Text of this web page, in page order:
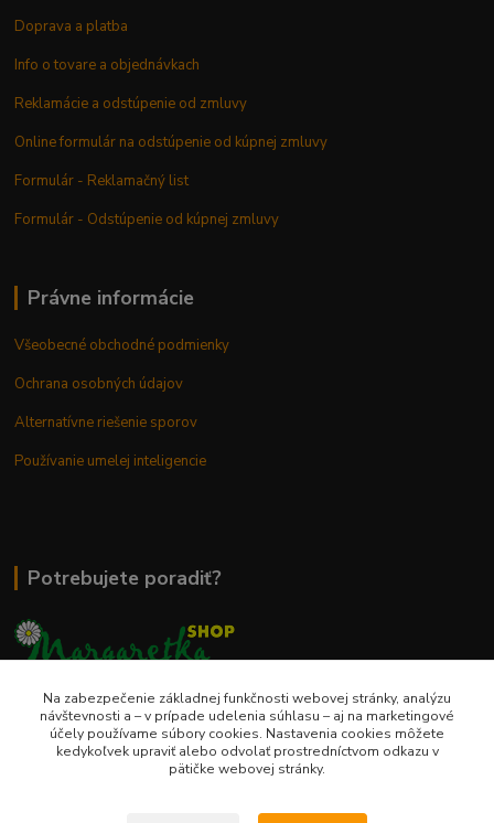
Doprava a platba
Info o tovare a objednávkach
Reklamácie a odstúpenie od zmluvy
Online formulár na odstúpenie od kúpnej zmluvy
Formulár - Reklamačný list
Formulár - Odstúpenie od kúpnej zmluvy
Právne informácie
Všeobecné obchodné podmienky
Ochrana osobných údajov
Alternatívne riešenie sporov
Používanie umelej inteligencie
Potrebujete poradiť?
0948 236 042
info@margaretkashop.sk
Na zabezpečenie základnej funkčnosti webovej stránky, analýzu
návštevnosti a – v prípade udelenia súhlasu – aj na marketingové
účely používame súbory cookies. Nastavenia cookies môžete
kedykoľvek upraviť alebo odvolať prostredníctvom odkazu v
pätičke webovej stránky.